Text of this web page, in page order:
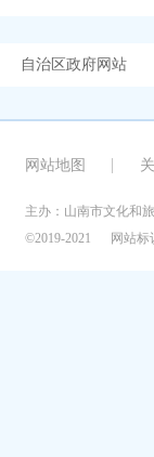
自治区政府网站
网站地图
主办：山南市文化和
©2019-2021
网站标